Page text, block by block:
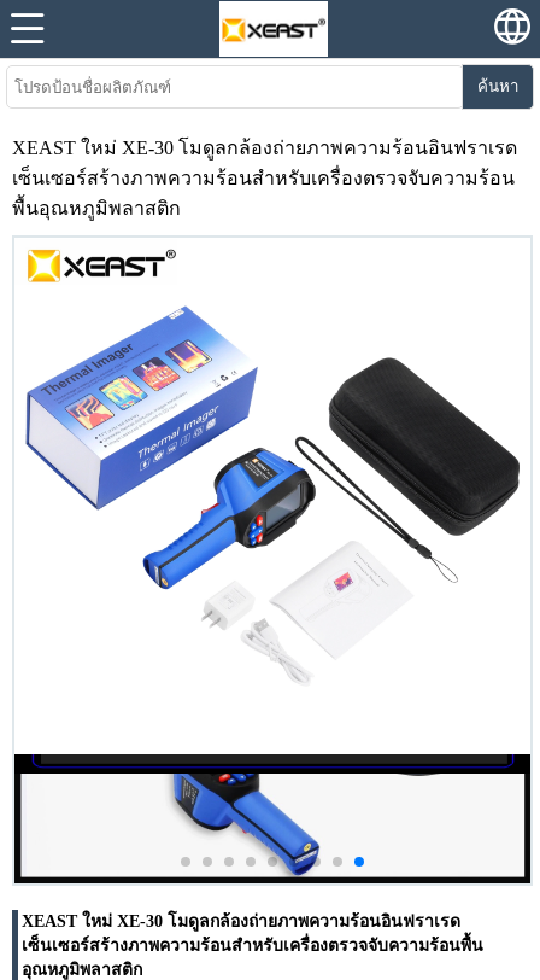
ค้นหา
XEAST ใหม่ XE-30 โมดูลกล้องถ่ายภาพความร้อนอินฟราเรด
เซ็นเซอร์สร้างภาพความร้อนสำหรับเครื่องตรวจจับความร้อน
พื้นอุณหภูมิพลาสติก
XEAST ใหม่ XE-30 โมดูลกล้องถ่ายภาพความร้อนอินฟราเรด
เซ็นเซอร์สร้างภาพความร้อนสำหรับเครื่องตรวจจับความร้อนพื้น
อุณหภูมิพลาสติก